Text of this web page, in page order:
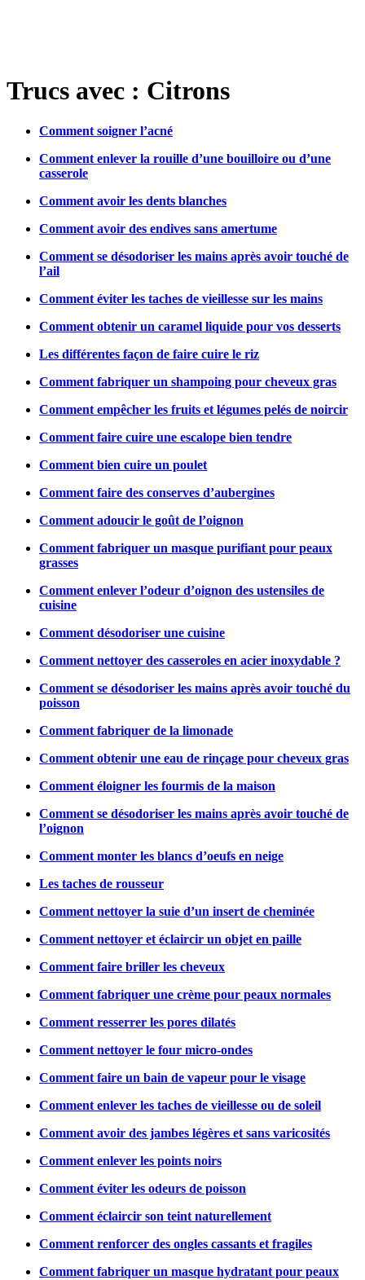
Trucs avec : Citrons
Comment soigner l’acné
Comment enlever la rouille d’une bouilloire ou d’une
casserole
Comment avoir les dents blanches
Comment avoir des endives sans amertume
Comment se désodoriser les mains après avoir touché de
l’ail
Comment éviter les taches de vieillesse sur les mains
Comment obtenir un caramel liquide pour vos desserts
Les différentes façon de faire cuire le riz
Comment fabriquer un shampoing pour cheveux gras
Comment empêcher les fruits et légumes pelés de noircir
Comment faire cuire une escalope bien tendre
Comment bien cuire un poulet
Comment faire des conserves d’aubergines
Comment adoucir le goût de l’oignon
Comment fabriquer un masque purifiant pour peaux
grasses
Comment enlever l’odeur d’oignon des ustensiles de
cuisine
Comment désodoriser une cuisine
Comment nettoyer des casseroles en acier inoxydable ?
Comment se désodoriser les mains après avoir touché du
poisson
Comment fabriquer de la limonade
Comment obtenir une eau de rinçage pour cheveux gras
Comment éloigner les fourmis de la maison
Comment se désodoriser les mains après avoir touché de
l’oignon
Comment monter les blancs d’oeufs en neige
Les taches de rousseur
Comment nettoyer la suie d’un insert de cheminée
Comment nettoyer et éclaircir un objet en paille
Comment faire briller les cheveux
Comment fabriquer une crème pour peaux normales
Comment resserrer les pores dilatés
Comment nettoyer le four micro-ondes
Comment faire un bain de vapeur pour le visage
Comment enlever les taches de vieillesse ou de soleil
Comment avoir des jambes légères et sans varicosités
Comment enlever les points noirs
Comment éviter les odeurs de poisson
Comment éclaircir son teint naturellement
Comment renforcer des ongles cassants et fragiles
Comment fabriquer un masque hydratant pour peaux